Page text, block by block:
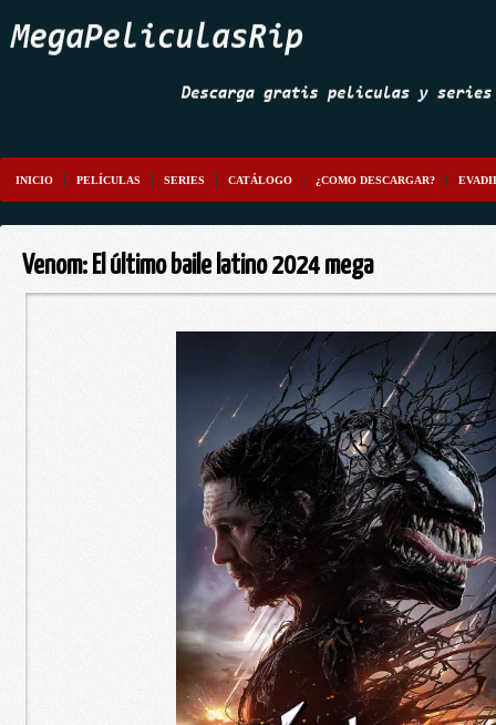
INICIO PELÍCULAS SERIES CATÁLOGO ¿COMO DESCARGAR?
Venom: El último baile latino 2024 mega